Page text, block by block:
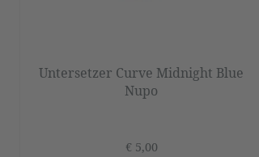
Untersetzer Curve Midnight Blue
Nupo
€ 5,00